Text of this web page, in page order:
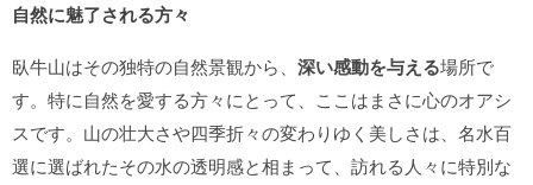
自然に魅了される方々
臥牛山はその独特の自然景観から、 深い感動を与える場所で
す。特に自然を愛する方々にとって、ここはまさに心のオアシ
スです。山の壮大さや四季折々の変わりゆく美しさは、名水百
選に選ばれたその水の透明感と相まって、訪れる人々に特別な